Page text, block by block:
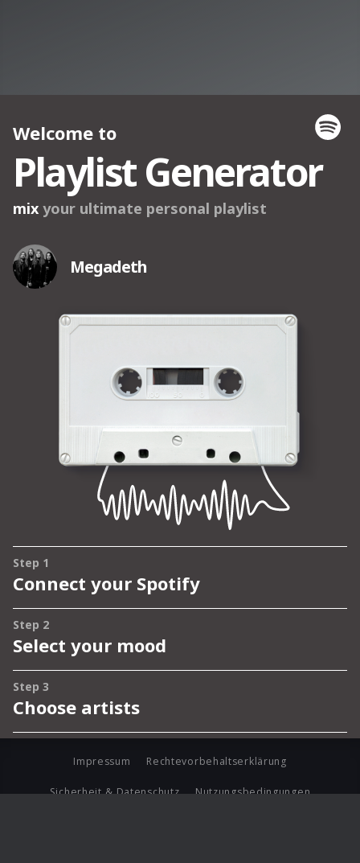
Impressum Rechtevorbehaltserklärung
Sicherheit & Datenschutz Nutzungsbedingungen